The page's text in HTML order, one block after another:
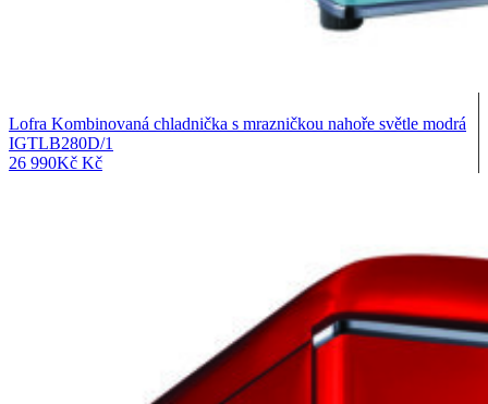
Lofra Kombinovaná chladnička s mrazničkou nahoře světle modrá
IGTLB280D/1
26 990Kč Kč